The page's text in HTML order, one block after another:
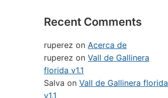
Recent Comments
ruperez on Acerca de
ruperez on Vall de Gallinera
florida v1.1
Salva on Vall de Gallinera florida
v1.1